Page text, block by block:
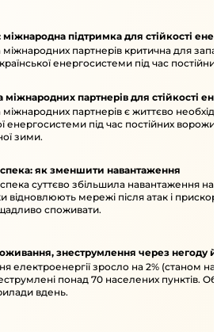
підтримка для стійкості
міжнародних партнерів критична для
енергосистеми під час
міжнародних партнерів для стійкості
партнерів є життєво
енергосистеми під час постійних
зими.
як зменшити навантаження
суттєво збільшила навантаження
відновлюють мережі після атак і
споживати.
знеструмлення через негоду
електроенергії зросло на 2% (станом
понад 70 населених пунктів.
вдень.